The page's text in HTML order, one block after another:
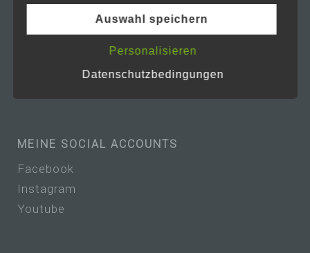
MEINE SOCIAL ACCOUNTS
Facebook
Instagram
Youtube
betroffenen Person frei, personenbezogene
Daten auch auf alternativen Wegen,
beispielsweise telefonisch, an uns zu
Begriffsbestimmungen
Die Datenschutzerklärung beruht auf den
Verordnungsgeber beim Erlass der
verwendet wurden. Unsere
Öffentlichkeit als auch für unsere Kunden
und Geschäftspartner einfach lesbar und
Auswahl speichern
Personalisieren
Datenschutzbedingungen